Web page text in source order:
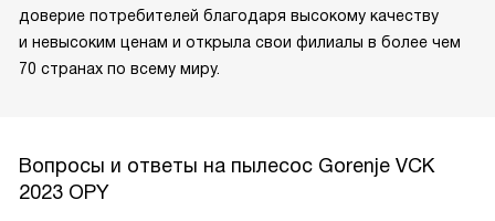
доверие потребителей благодаря высокому качеству
и невысоким ценам и открыла свои филиалы в более чем
70 странах по всему миру.
Вопросы и ответы на пылесос Gorenje VCK
2023 OPY